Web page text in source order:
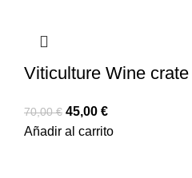
Viticulture Wine crate
70,00€ 45,00 €
Añadir al carrito